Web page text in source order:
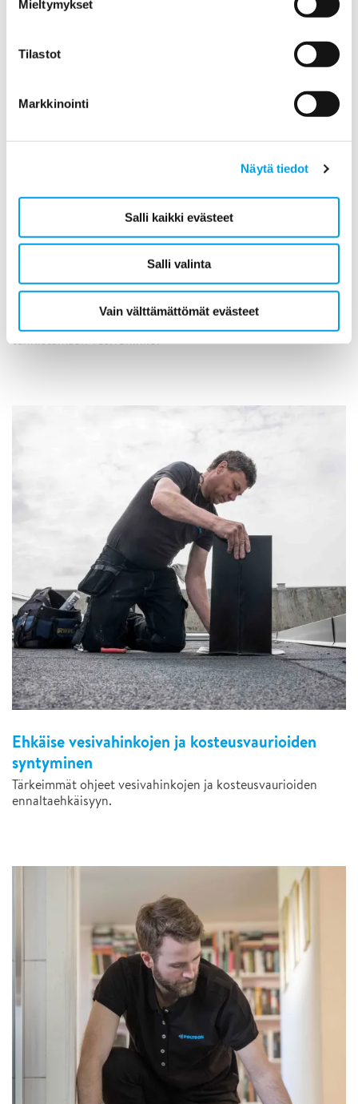
Mieltymykset
Tilastot
Markkinointi
Näytä tiedot
Salli kaikki evästeet
Salli valinta
Vain välttämättömät evästeet
Vesivahingon merkit
tunnistamaan vesivahinko.
Ehkäise vesivahinkojen ja kosteusvaurioiden
syntyminen
Tärkeimmät ohjeet vesivahinkojen ja kosteusvaurioiden
ennaltaehkäisyyn.